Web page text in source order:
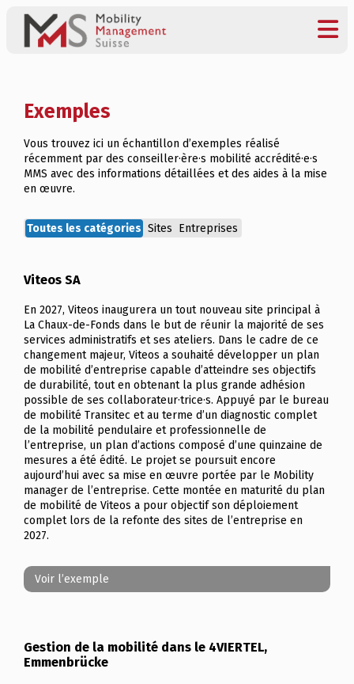
Exemples
Vous trouvez ici un échantillon d’exemples réalisé
récemment par des conseiller·ère·s mobilité accrédité·e·s
MMS avec des informations détaillées et des aides à la mise
en œuvre.
Toutes les catégories Sites Entreprises
Viteos SA
En 2027, Viteos inaugurera un tout nouveau site principal à
La Chaux-de-Fonds dans le but de réunir la majorité de ses
services administratifs et ses ateliers. Dans le cadre de ce
changement majeur, Viteos a souhaité développer un plan
de mobilité d’entreprise capable d’atteindre ses objectifs
de durabilité, tout en obtenant la plus grande adhésion
possible de ses collaborateur·trice·s. Appuyé par le bureau
de mobilité Transitec et au terme d’un diagnostic complet
de la mobilité pendulaire et professionnelle de
l’entreprise, un plan d’actions composé d’une quinzaine de
mesures a été édité. Le projet se poursuit encore
aujourd’hui avec sa mise en œuvre portée par le Mobility
manager de l’entreprise. Cette montée en maturité du plan
de mobilité de Viteos a pour objectif son déploiement
complet lors de la refonte des sites de l’entreprise en
2027.
Voir l’exemple
Gestion de la mobilité dans le 4VIERTEL,
Emmenbrücke